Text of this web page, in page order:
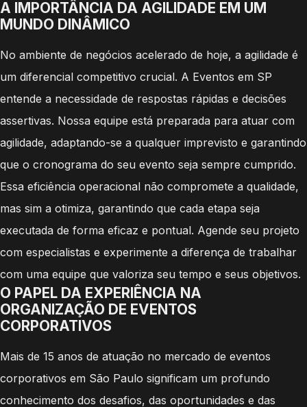
A IMPORTÂNCIA DA AGILIDADE EM UM
MUNDO DINÂMICO
No ambiente de negócios acelerado de hoje, a agilidade é
um diferencial competitivo crucial. A Eventos em SP
entende a necessidade de respostas rápidas e decisões
assertivas. Nossa equipe está preparada para atuar com
agilidade, adaptando-se a qualquer imprevisto e garantindo
que o cronograma do seu evento seja sempre cumprido.
Essa eficiência operacional não compromete a qualidade,
mas sim a otimiza, garantindo que cada etapa seja
executada de forma eficaz e pontual. Agende seu projeto
com especialistas e experimente a diferença de trabalhar
com uma equipe que valoriza seu tempo e seus objetivos.
O PAPEL DA EXPERIÊNCIA NA
ORGANIZAÇÃO DE EVENTOS
CORPORATIVOS
Mais de 15 anos de atuação no mercado de eventos
corporativos em São Paulo significam um profundo
conhecimento dos desafios, das oportunidades e das